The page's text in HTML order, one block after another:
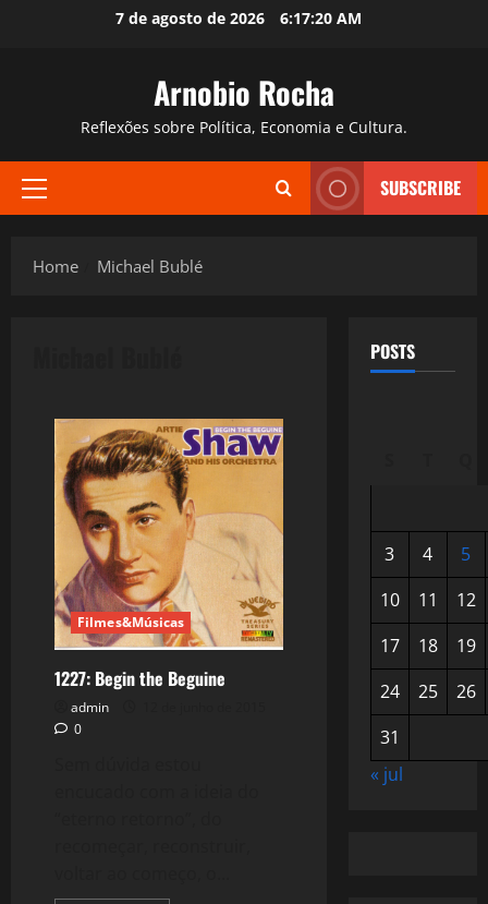
7 de agosto de 2026 6:17:21 AM
Arnobio Rocha
Reflexões sobre Política, Economia e Cultura.
Primary
SUBSCRIBE
Home Michael Bublé
Filmes&Músicas
1227: Begin the Beguine
admin
0
POSTS
3 4
5
10
11
12
17
18
19
24
25
26
31
« jul